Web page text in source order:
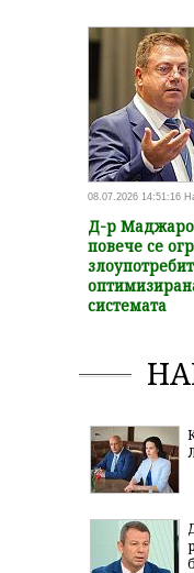
08.07.2026 14:51:16
Д-р
повече се
системата